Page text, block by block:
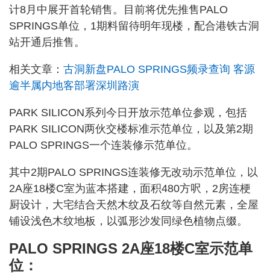
计8月中展开首轮销售。目前将优先推售PALO
SPRINGS单位，1期料留待明年现楼，配合港铁古洞
站开通后推售。
相关文章： 古洞新盘PALO SPRINGS频录查询 客源
逾半属内地客部署深圳路演
PARK SILICON系列今日开放示范单位参观，包括
PARK SILICON两伙交楼标准示范单位，以及第2期
PALO SPRINGS一个连装修示范单位。
其中2期PALO SPRINGS连装修无改动示范单位，以
2A座18楼C室为蓝本搭建，面积480方呎，2房连梗
厨设计，大宅结合天然木纹及石纹等自然元素，全屋
铺设浅色木纹地板，以弧形沙发同绿色植物点缀。
PALO SPRINGS 2A座18楼C室示范单
位：